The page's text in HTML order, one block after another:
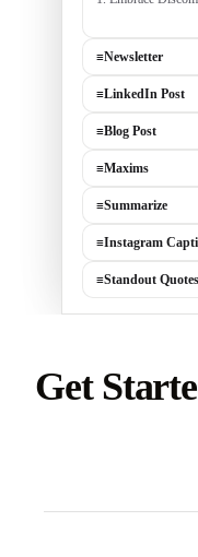
1. Embrace
Blog Post
Instagram
Standout Quotes
Get